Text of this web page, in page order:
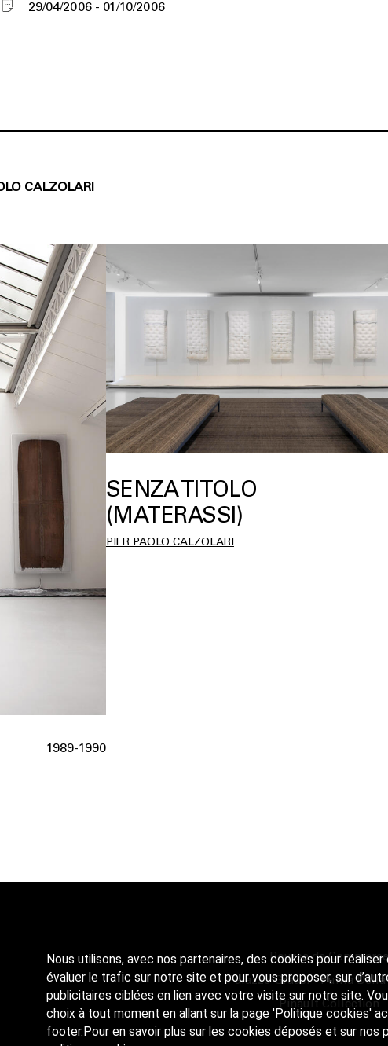
29/04/2006
01/10/2006
CALZOLARI
1989-1990
SENZA TITOLO
(MATERASSI)
PIER PAOLO CALZOLARI
Bourse de Commerce
Palazzo Grassi - Punta Della
Pinault Collection
Nous utilisons, avec nos partenaires, des cookies pour
évaluer le trafic sur notre site et pour vous proposer, sur
publicitaires ciblées en lien avec votre visite sur notre site.
choix à tout moment en allant sur la page 'Politique cookies'
footer.Pour en savoir plus sur les cookies déposés et sur nos